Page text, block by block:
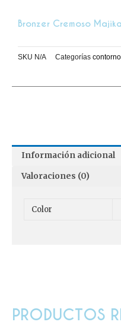
PRODUCTOS
Bronzer Cremoso
SKU N/A Categorías
Información adicional
Valoraciones (0)
Color